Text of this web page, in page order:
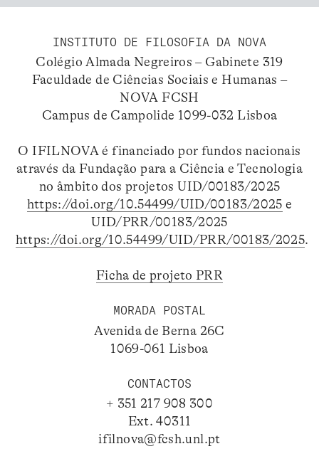
INSTITUTO DE FILOSOFIA DA NOVA
Colégio Almada Negreiros – Gabinete 319
Faculdade de Ciências Sociais e Humanas –
NOVA FCSH
Campus de Campolide 1099-032 Lisboa
O IFILNOVA é financiado por fundos nacionais
através da Fundação para a Ciência e Tecnologia
no âmbito dos projetos UID/00183/2025
https://doi.org/10.54499/UID/00183/2025 e
UID/PRR/00183/2025
https://doi.org/10.54499/UID/PRR/00183/2025.
Ficha de projeto PRR
MORADA POSTAL
Avenida de Berna 26C
1069-061 Lisboa
CONTACTOS
+ 351 217 908 300
Ext. 40311
ifilnova@fcsh.unl.pt